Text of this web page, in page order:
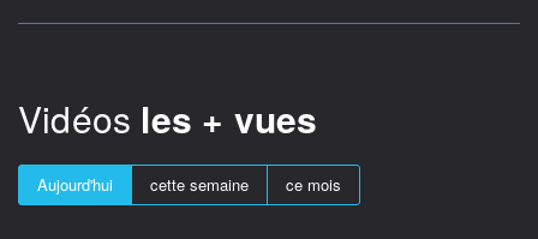
Vidéos les + vues
Aujourd'hui cette semaine ce mois